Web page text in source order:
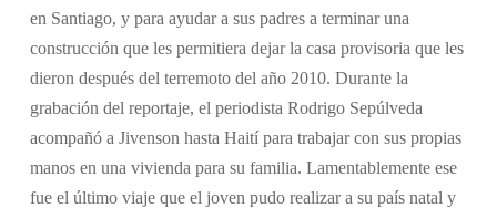
en Santiago, y para ayudar a sus padres a terminar una
construcción que les permitiera dejar la casa provisoria que les
dieron después del terremoto del año 2010. Durante la
grabación del reportaje, el periodista Rodrigo Sepúlveda
acompañó a Jivenson hasta Haití para trabajar con sus propias
manos en una vivienda para su familia. Lamentablemente ese
fue el último viaje que el joven pudo realizar a su país natal y